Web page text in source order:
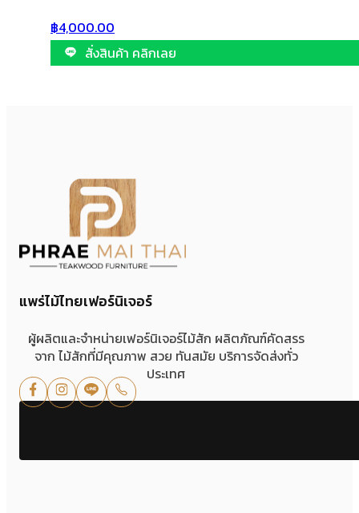
฿4,000.00
สั่งสินค้า คลิกเลย
แพร่ไม้ไทยเฟอร์นิเจอร์
ผู้ผลิตและจำหน่ายเฟอร์นิเจอร์ไม้สัก ผลิตภัณฑ์คัดสรร
จาก ไม้สักที่มีคุณภาพ สวย ทันสมัย บริการจัดส่งทั่ว
ประเทศ